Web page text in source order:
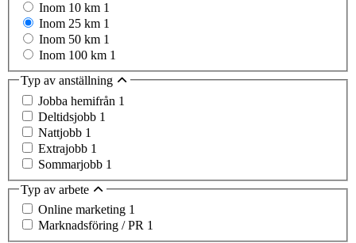
Inom 10 km 1
Inom 25 km 1
Inom 50 km 1
Inom 100 km 1
Typ av anställning
Jobba hemifrån 1
Deltidsjobb 1
Nattjobb 1
Extrajobb 1
Sommarjobb 1
Typ av arbete
Online marketing 1
Marknadsföring / PR 1